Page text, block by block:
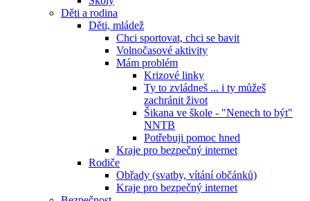
Děti a rodina
Děti, mládež
Chci sportovat, chci se bavit
Volnočasové aktivity
Mám problém
Krizové linky
Ty to zvládneš ... i ty můžeš
zachránit život
Šikana ve škole - "Nenech to být"
NNTB
Potřebuji pomoc hned
Kraje pro bezpečný internet
Rodiče
Obřady (svatby, vítání občánků)
Kraje pro bezpečný internet